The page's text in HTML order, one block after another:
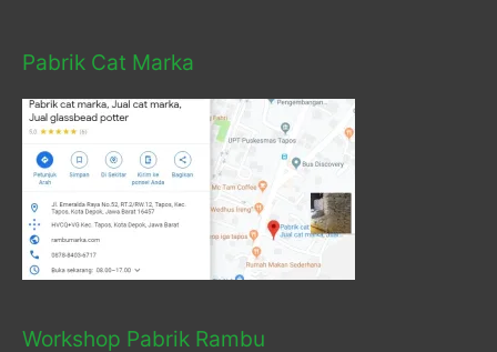
Pabrik Cat Marka
Workshop Pabrik Rambu